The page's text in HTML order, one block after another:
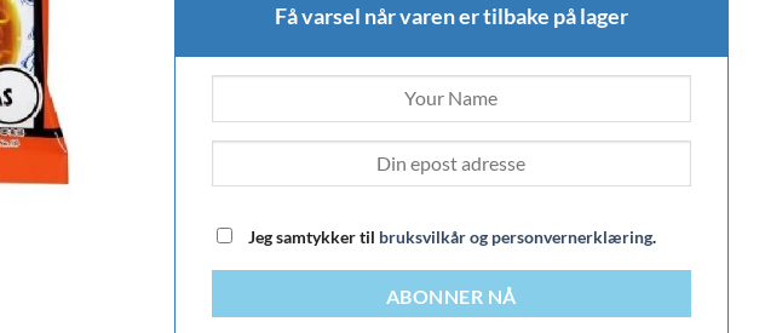
Få varsel når varen er tilbake på lager
Jeg samtykker til bruksvilkår og personvernerklæring.
ABONNER NÅ